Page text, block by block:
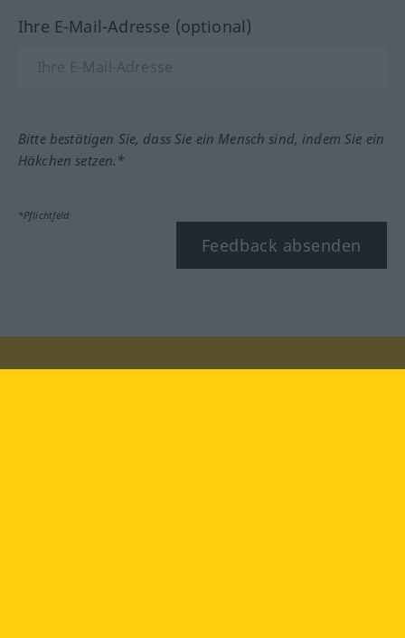
Ihre E-Mail-Adresse (optional)
Bitte bestätigen Sie, dass Sie ein Mensch sind, indem Sie ein
Häkchen setzen.*
*Pflichtfeld
Feedback absenden